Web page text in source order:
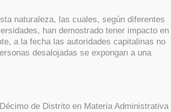
naturaleza, las cuales, según diferentes
han demostrado tener impacto en
a la fecha las autoridades capitalinas no
desalojadas se expongan a una
de Distrito en Materia Administrativa